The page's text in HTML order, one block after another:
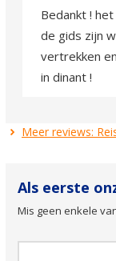
Bedankt !
de gids zijn
vertrekken
in dinant !
Meer reviews:
Als eerste
Mis geen enkele